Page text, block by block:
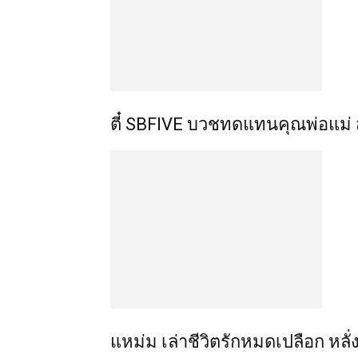
ตี๋ SBFIVE บวชทดแทนคุณพ่อแม่
แหม่ม เล่าชีวิตรักหมดเปลือก ห